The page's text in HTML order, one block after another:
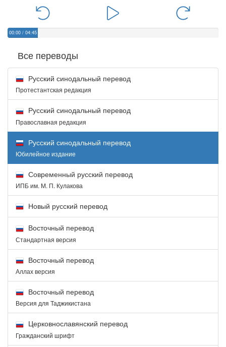
00:00 / 04:45
Все переводы
Русский синодальный перевод
Протестантская редакция
Русский синодальный перевод
Православная редакция
Русский синодальный перевод
Юбилейное издание
Современный русский перевод
ИПБ им. М. П. Кулакова
Новый русский перевод
Восточный перевод
Стандартная версия
Восточный перевод
Аллах версия
Восточный перевод
Версия для Таджикистана
Церковнославянский перевод
Гражданский шрифт